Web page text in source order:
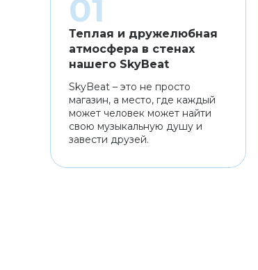
Теплая и дружелюбная
атмосфера в стенах
нашего SkyBeat
SkyBeat – это не просто
магазин, а место, где каждый
может человек может найти
свою музыкальную душу и
завести друзей.